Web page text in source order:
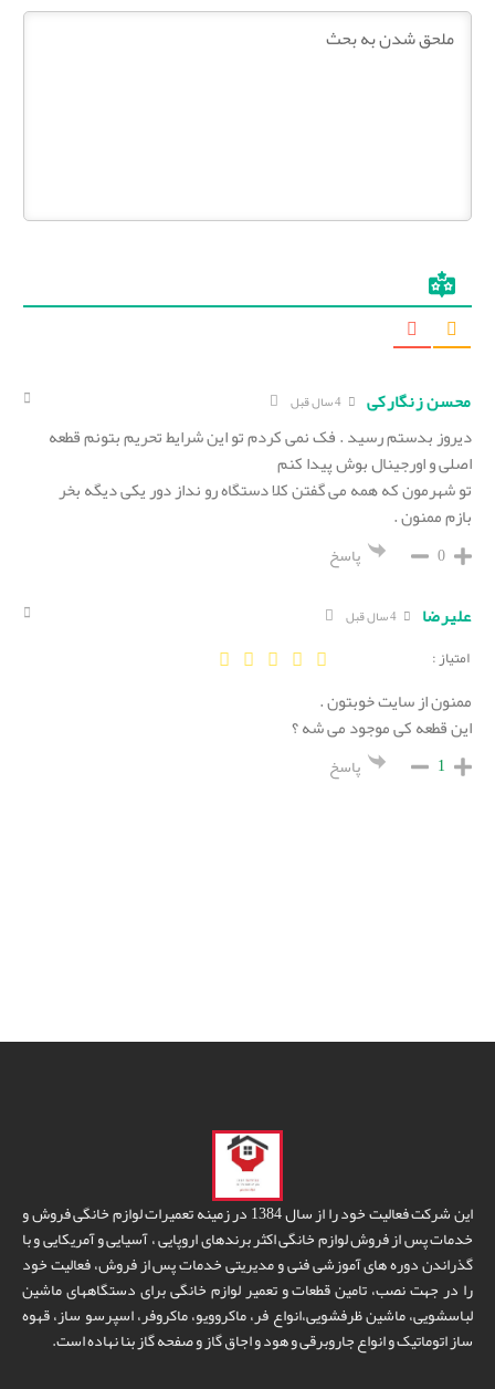
محسن زنگارکی 4 سال قبل
دیروز بدستم رسید . فک نمی کردم تو این شرایط تحریم بتونم قطعه
اصلی و اورجینال بوش پیدا کنم
تو شهرمون که همه می گفتن کلا دستگاه رو نداز دور یکی دیگه بخر
بازم ممنون .
0 پاسخ
علیرضا 4 سال قبل
امتیاز :
ممنون از سایت خوبتون .
این قطعه کی موجود می شه ؟
1 پاسخ
این شرکت فعالیت خود را از سال 1384 در زمینه تعمیرات لوازم خانگی فروش و
خدمات پس از فروش لوازم خانگی اکثر برندهای اروپایی ، آسیایی و آمریکایی و با
گذراندن دوره های آموزشی فنی و مدیریتی خدمات پس از فروش، فعالیت خود
را در جهت نصب، تامین قطعات و تعمیر لوازم خانگی برای دستگاههای ماشین
لباسشویی، ماشین ظرفشویی،انواع فر، ماکروویو، ماکروفر، اسپرسو ساز، قهوه
ساز اتوماتیک و انواع جاروبرقی و هود و اجاق گاز و صفحه گاز بنا نهاده است.